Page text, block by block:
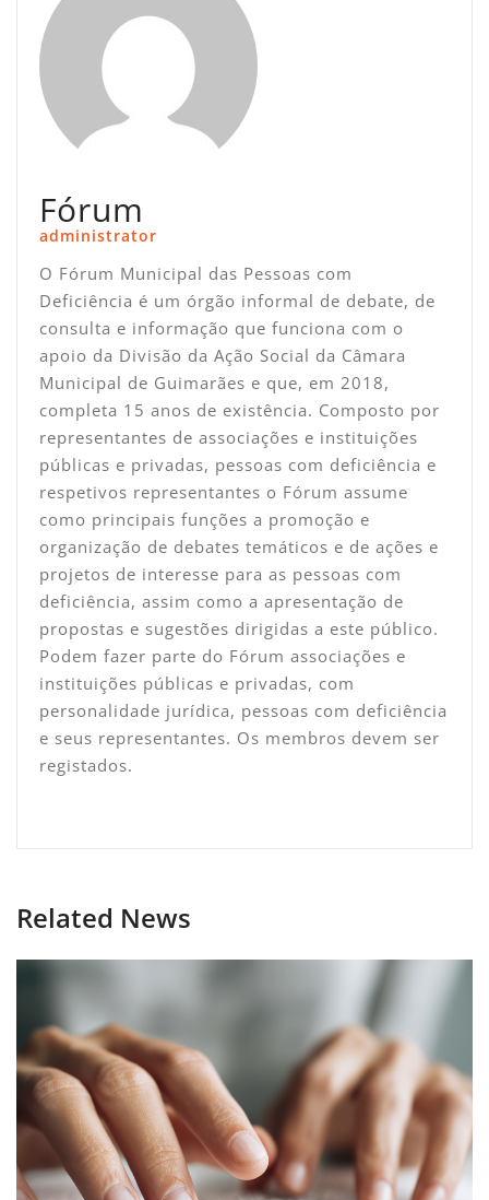
Fórum
administrator
O Fórum Municipal das Pessoas com
Deficiência é um órgão informal de debate, de
consulta e informação que funciona com o
apoio da Divisão da Ação Social da Câmara
Municipal de Guimarães e que, em 2018,
completa 15 anos de existência. Composto por
representantes de associações e instituições
públicas e privadas, pessoas com deficiência e
respetivos representantes o Fórum assume
como principais funções a promoção e
organização de debates temáticos e de ações e
projetos de interesse para as pessoas com
deficiência, assim como a apresentação de
propostas e sugestões dirigidas a este público.
Podem fazer parte do Fórum associações e
instituições públicas e privadas, com
personalidade jurídica, pessoas com deficiência
e seus representantes. Os membros devem ser
registados.
Related News